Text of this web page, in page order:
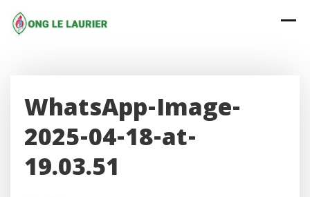
content
WhatsApp-Image-
2025-04-18-at-
19.03.51